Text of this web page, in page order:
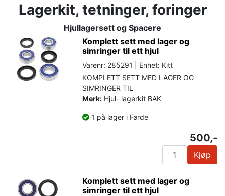
Lagerkit, tetninger, foringer
Hjullagersett og Spacere
Komplett sett med lager og
simringer til ett hjul
Varenr: 285291 | Enhet: Kitt
KOMPLETT SETT MED LAGER OG
SIMRINGER TIL
Merk: Hjul- lagerkit BAK
1 på lager i Førde
500,-
Kjøp
Komplett sett med lager og
simringer til ett hjul